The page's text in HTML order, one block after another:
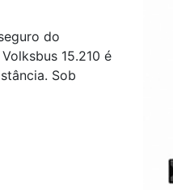
do
15.210 é
Sob